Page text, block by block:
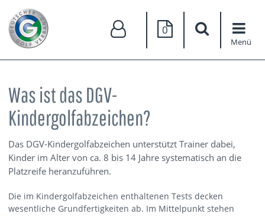
0
Menü
Was ist das DGV-
Kindergolfabzeichen?
Das DGV-Kindergolfabzeichen unterstützt Trainer dabei,
Kinder im Alter von ca. 8 bis 14 Jahre systematisch an die
Platzreife heranzuführen.
Die im Kindergolfabzeichen enthaltenen Tests decken
wesentliche Grundfertigkeiten ab. Im Mittelpunkt stehen